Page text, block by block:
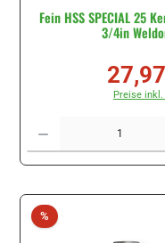
Fein HSS SPECIAL 25
3/4in
Preise
%Rabatt